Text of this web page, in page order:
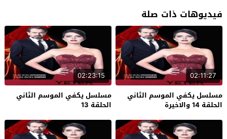
فيديوهات ذات صلة
02:11:27
مسلسل يكفي الموسم الثاني
الحلقة 14 والاخيرة
02:23:15
مسلسل يكفي الموسم الثاني
الحلقة 13